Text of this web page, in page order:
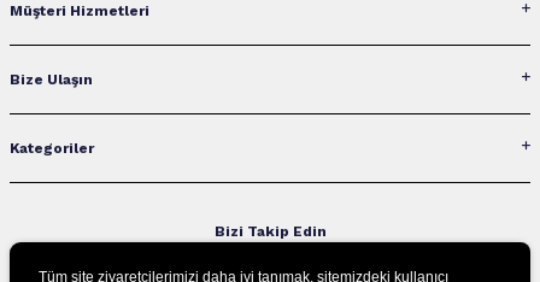
Müşteri Hizmetleri
Bize Ulaşın
Kategoriler
Bizi Takip Edin
Tüm site ziyaretçilerimizi daha iyi tanımak, sitemizdeki kullanıcı